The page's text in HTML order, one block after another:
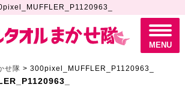
M
E
N
U
MENU
せ隊 > 300pixel_MUFFLER_P1120963_